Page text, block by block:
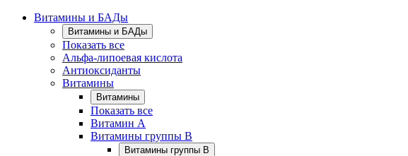
Витамины и БАДы
Витамины и БАДы
Показать все
Альфа-липоевая кислота
Антиоксиданты
Витамины
Витамины
Показать все
Витамин A
Витамины группы B
Витамины группы B